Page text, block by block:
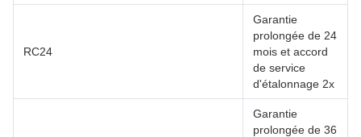
RC24
Garantie
prolongée de 24
mois et accord
de service
d'étalonnage 2x
Garantie
prolongée de 36